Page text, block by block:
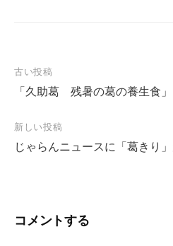
投
稿
ナ
ビ
ゲ
ョ
古い投稿
「久助葛 残暑の葛の養生食
新しい投稿
じゃらんニュースに「葛きり
コメントする